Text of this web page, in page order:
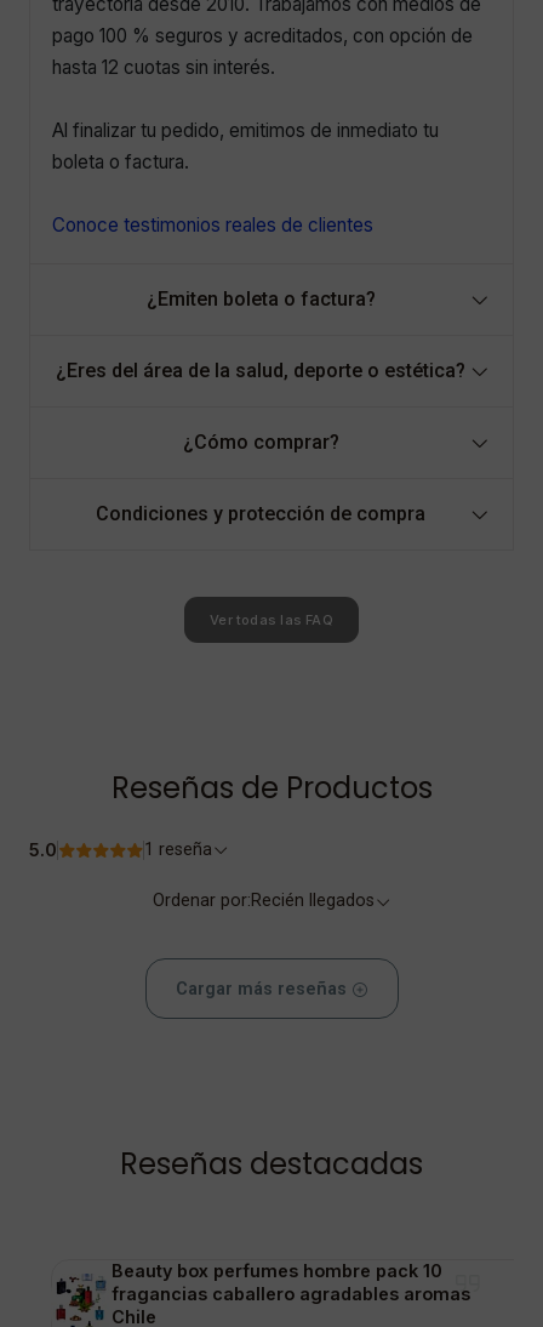
trayectoria desde 2010. Trabajamos con medios de
pago 100 % seguros y acreditados, con opción de
hasta 12 cuotas sin interés.
Al finalizar tu pedido, emitimos de inmediato tu
boleta o factura.
Conoce testimonios reales de clientes
¿Emiten boleta o factura?
¿Eres del área de la salud, deporte o estética?
¿Cómo comprar?
Condiciones y protección de compra
Ver todas las FAQ
Reseñas de Productos
5.0 1 reseña
Ordenar por:Recién llegados
Cargar más reseñas
Reseñas destacadas
Beauty box perfumes hombre pack 10
fragancias caballero agradables aromas
Chile